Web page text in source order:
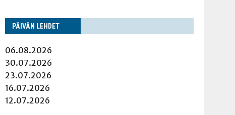
PÄI­VÄN LEHDET
06.08.2026
30.07.2026
23.07.2026
16.07.2026
12.07.2026